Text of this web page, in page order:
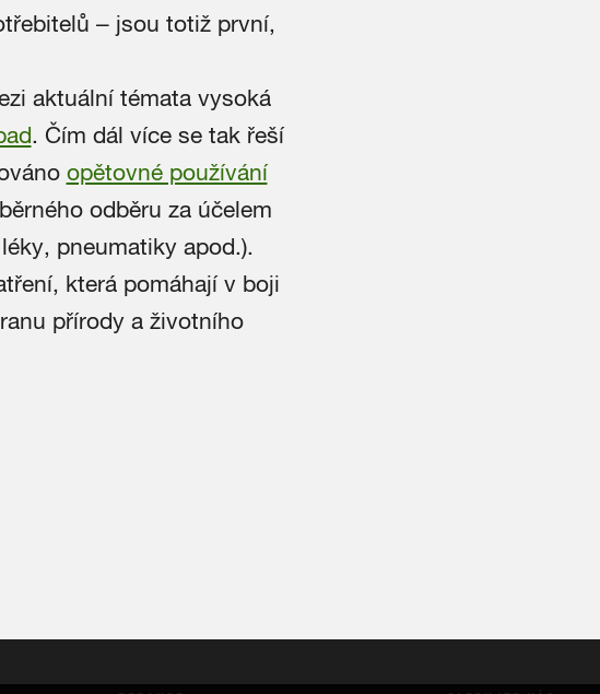
– jsou totiž první,
aktuální témata vysoká
. Čím dál více se tak řeší
opětovné používání
odběru za účelem
pneumatiky apod.).
která pomáhají v boji
přírody a životního